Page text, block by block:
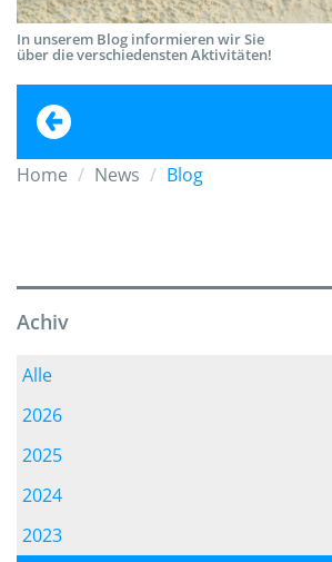
In unserem Blog informieren wir Sie
über die verschiedensten Aktivitäten!
Home News Blog
Achiv
Alle
2026
2025
2024
2023